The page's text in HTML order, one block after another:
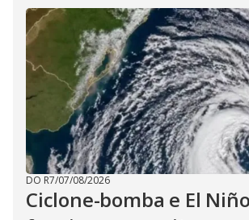
DO R7/07/08/2026
Ciclone-bomba e El